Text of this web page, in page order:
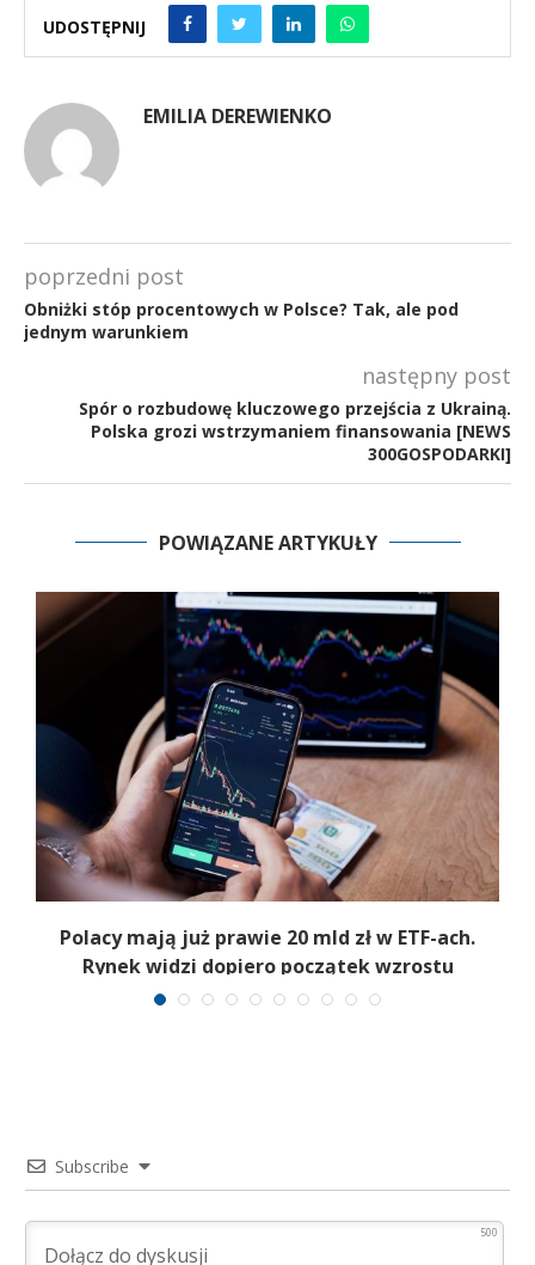
UDOSTĘPNIJ
EMILIA DEREWIENKO
poprzedni post
Obniżki stóp procentowych w Polsce? Tak, ale pod
jednym warunkiem
następny post
Spór o rozbudowę kluczowego przejścia z Ukrainą.
Polska grozi wstrzymaniem finansowania [NEWS
300GOSPODARKI]
POWIĄZANE ARTYKUŁY
Polacy mają już prawie 20 mld zł w ETF-ach.
Rynek widzi dopiero początek wzrostu
Subscribe
500